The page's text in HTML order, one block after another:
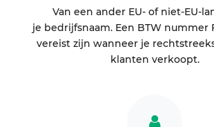
Van een ander EU- of niet-EU-
je bedrijfsnaam. Een BTW nummer
vereist zijn wanneer je
klanten verkoopt.